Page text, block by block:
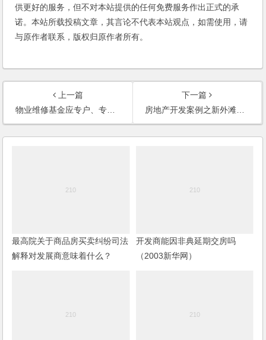
供更好的服务，但不对本站提供的任何免费服务作出正式的承
诺。本站所载投稿文章，其言论不代表本站观点，如需使用，请
与原作者联系，版权归原作者所有。
上一篇
物业维修基金应专户、专管、专用(《房地产报》1997年 月 日)
下一篇
房地产开发案例之新外滩花苑全过程综合法律服务案
最高院关于商品房买卖纠纷司法
解释对发展商意味着什么？
开发商能因非典延期交房吗
（2003新华网）